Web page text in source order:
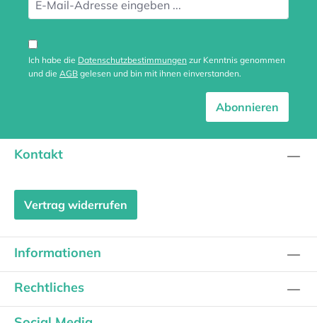
Ich habe die Datenschutzbestimmungen zur Kenntnis genommen
und die AGB gelesen und bin mit ihnen einverstanden.
Abonnieren
Kontakt
Vertrag widerrufen
Informationen
Rechtliches